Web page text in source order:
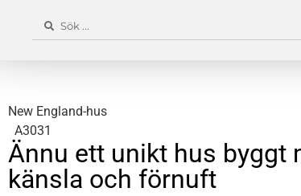
New England-hus
A3031
Ännu ett unikt hus byggt
känsla och förnuft